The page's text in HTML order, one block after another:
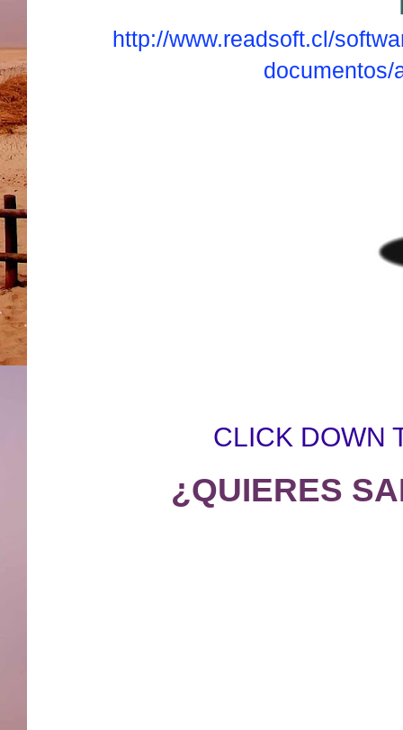
http://www.readsoft.cl/
documentos/
CLICK DOWN
¿QUIERES